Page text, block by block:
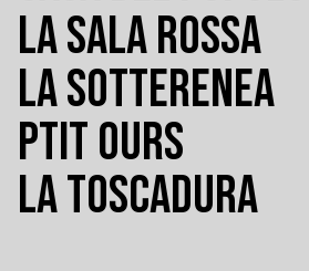
LA SALA ROSSA
LA SOTTERENEA
PTIT OURS
LA TOSCADURA